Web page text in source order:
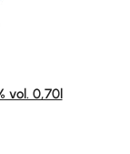
5 Sternen
vol. 0,70l